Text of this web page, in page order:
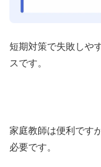
短期対策で失敗しや
スです。
家庭教師は便利です
必要です。